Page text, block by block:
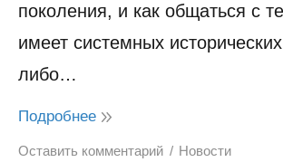
поколения, и как общаться с
имеет системных
либо…
Подробнее
Оставить комментарий
Новости